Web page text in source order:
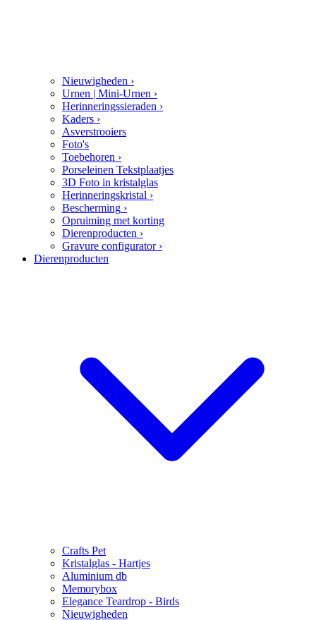
Nieuwigheden ›
Urnen | Mini-Urnen ›
Herinneringssieraden ›
Kaders ›
Asverstrooiers
Foto's
Toebehoren ›
Porseleinen Tekstplaatjes
3D Foto in kristalglas
Herinneringskristal ›
Bescherming ›
Opruiming met korting
Dierenproducten ›
Gravure configurator ›
Dierenproducten
Crafts Pet
Kristalglas - Hartjes
Aluminium db
Memorybox
Elegance Teardrop - Birds
Nieuwigheden